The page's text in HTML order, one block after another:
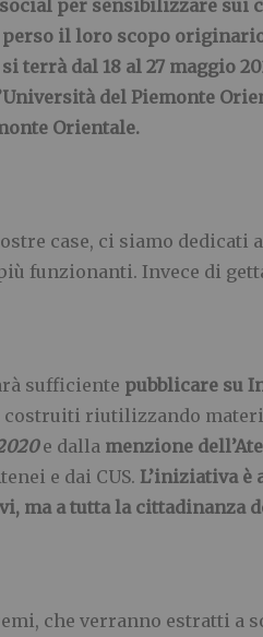
per sensibilizzare
il loro scopo
terrà dal 18 al 27 maggio
del Piemonte
Orientale.
case, ci siamo
funzionanti. Invece di
sufficiente pubblicare su
riutilizzando
e dalla menzione
e dai CUS. L’iniziativa è
ma a tutta la cittadinanza
che verranno estratti a